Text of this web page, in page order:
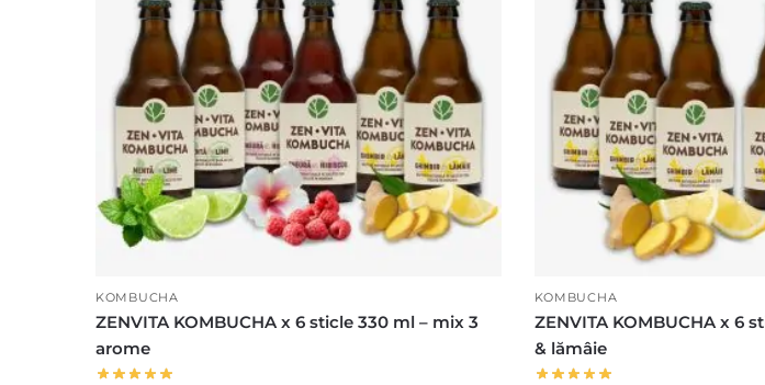
KOMBUCHA
ZENVITA KOMBUCHA x 6 sticle 330 ml – mix 3
arome
KOMBUCHA
ZENVITA KOMBUCHA x 6
& lămâie